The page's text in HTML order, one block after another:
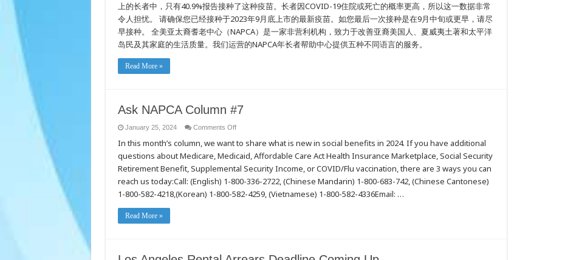
上的长者中，只有40.9%报告接种了这种疫苗。长者因COVID-19住院或死亡的概率更高，所以这一数据非常
令人担忧。 请确保您已经接种于2023年9月底上市的最新疫苗。如您最后一次接种是在9月中旬或更早，请尽
早接种。 全美亚太裔耆老中心（NAPCA）是一家非营利机构，致力于改善亚裔美国人、夏威夷土著和太平洋
岛民及其家庭的生活质量。我们运营的NAPCA年长者帮助中心提供五种不同语言的服务。
Read More »
Ask NAPCA Column #7
January 25, 2024 Comments Offon
NAPCA
Column
#7
In this month’s column, we want to share what is new in social benefits in 2024. If you have additional
questions about Medicare, Medicaid, Affordable Care Act Health Insurance Marketplace, Social Security
Retirement Benefit, Supplemental Security Income, or COVID/Flu vaccination, there are 3 ways you can
reach us today:Call: (English) 1-800-336-2722, (Chinese Mandarin) 1-800-683-742, (Chinese Cantonese)
1-800-582-4218,(Korean) 1-800-582-4259, (Vietnamese) 1-800-582-4336Email: …
Read More »